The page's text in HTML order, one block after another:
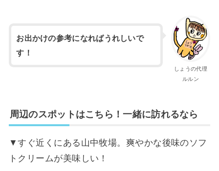
しょうの代理
ルルン
お出かけの参考になればうれしいで
す！
周辺のスポットはこちら！一緒に訪れるなら
▼すぐ近くにある山中牧場。爽やかな後味のソフ
トクリームが美味しい！